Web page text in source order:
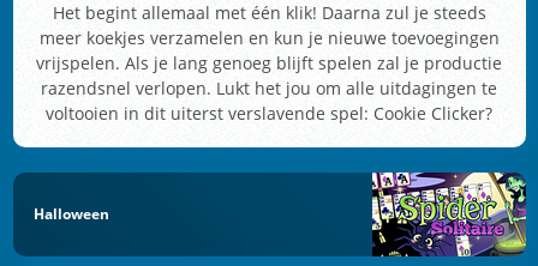
Het begint allemaal met één klik! Daarna zul je steeds
meer koekjes verzamelen en kun je nieuwe toevoegingen
vrijspelen. Als je lang genoeg blijft spelen zal je productie
razendsnel verlopen. Lukt het jou om alle uitdagingen te
voltooien in dit uiterst verslavende spel: Cookie Clicker?
Halloween